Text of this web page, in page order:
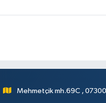
Mehmetçik mh.69C ,